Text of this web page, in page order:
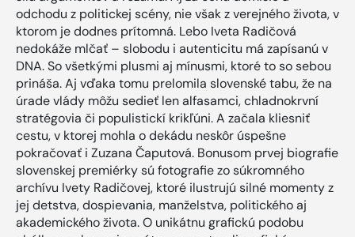
odchodu z politickej scény, nie však z verejného života, v
ktorom je dodnes prítomná. Lebo Iveta Radičová
nedokáže mlčať – slobodu i autenticitu má zapísanú v
DNA. So všetkými plusmi aj mínusmi, ktoré to so sebou
prináša. Aj vďaka tomu prelomila slovenské tabu, že na
úrade vlády môžu sedieť len alfasamci, chladnokrvní
stratégovia či populistickí krikľúni. A začala kliesniť
cestu, v ktorej mohla o dekádu neskôr úspešne
pokračovať i Zuzana Čaputová. Bonusom prvej biografie
slovenskej premiérky sú fotografie zo súkromného
archívu Ivety Radičovej, ktoré ilustrujú silné momenty z
jej detstva, dospievania, manželstva, politického aj
akademického života. O unikátnu grafickú podobu